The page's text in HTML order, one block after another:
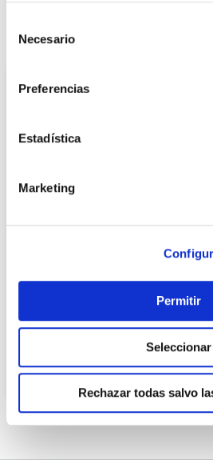
Necesario
Preferencias
Estadística
Marketing
Permitir
Seleccionar
Rechazar todas salvo
También te puede interesar
Estructura toldo
223,05
Añadir al